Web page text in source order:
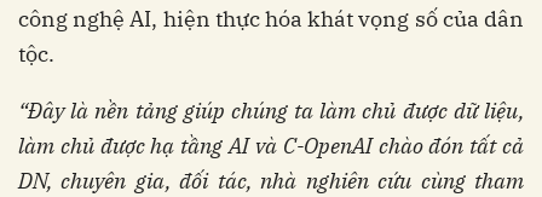
công nghệ AI, hiện thực hóa khát vọng số của dân
tộc.
“Đây là nền tảng giúp chúng ta làm chủ được dữ liệu,
làm chủ được hạ tầng AI và C-OpenAI chào đón tất cả
DN, chuyên gia, đối tác, nhà nghiên cứu cùng tham